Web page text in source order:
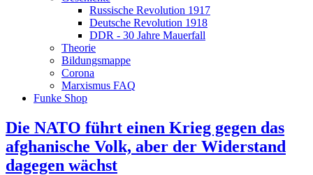
Russische Revolution 1917
Deutsche Revolution 1918
DDR - 30 Jahre Mauerfall
Theorie
Bildungsmappe
Corona
Marxismus FAQ
Funke Shop
Die NATO führt einen Krieg gegen das
afghanische Volk, aber der Widerstand
dagegen wächst